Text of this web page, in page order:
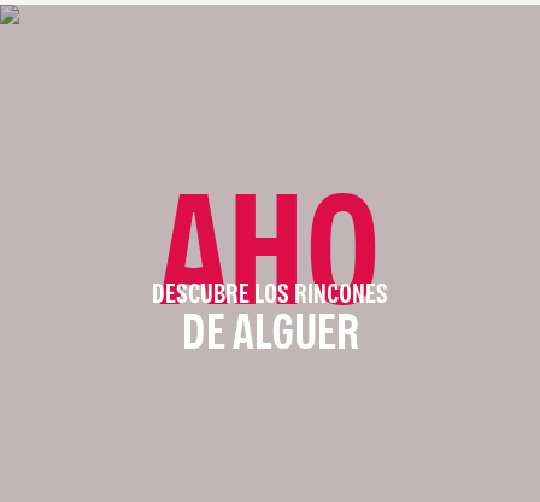
AHO
DESCUBRE LOS RINCONES
DE ALGUER